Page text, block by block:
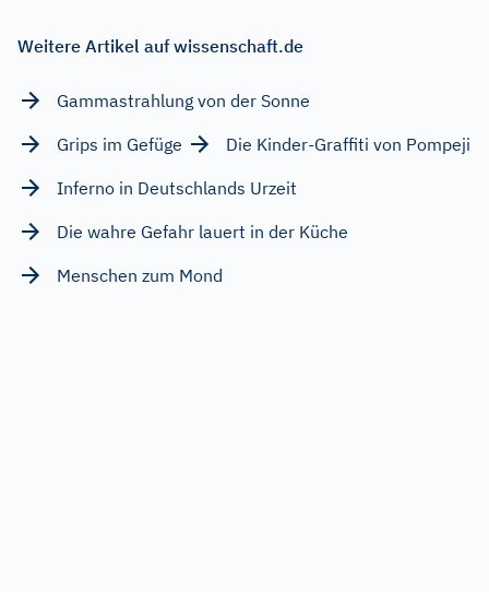
Weitere Artikel auf wissenschaft.de
Gammastrahlung von der Sonne
Grips im Gefüge
Die Kinder-Graffiti von Pompeji
Inferno in Deutschlands Urzeit
Die wahre Gefahr lauert in der Küche
Menschen zum Mond